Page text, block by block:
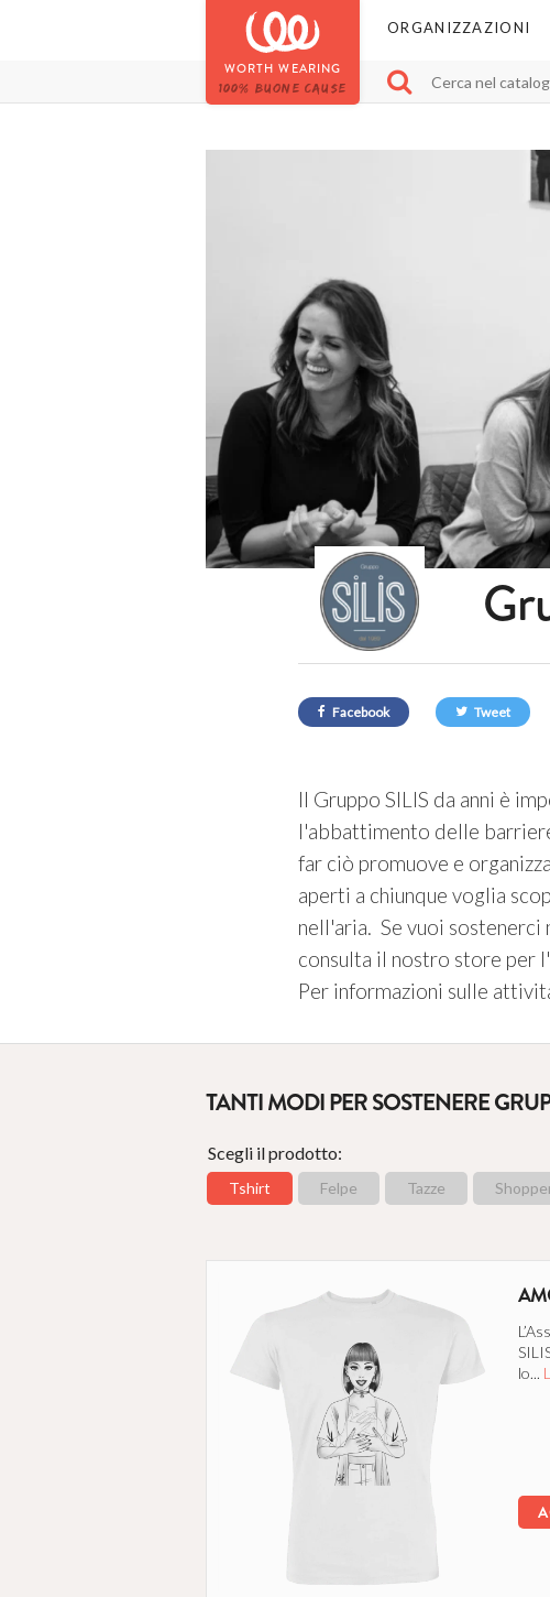
WORTH WEARING
100% BUONE CAUSE
ORGANIZZAZIONI
Facebook Tweet
Il Gruppo SILIS da anni è
l'abbattimento delle
far ciò promuove e
aperti a chiunque voglia
nell'aria. Se vuoi
consulta il nostro store per
Per informazioni sulle
TANTI MODI PER SOSTENERE
Scegli il prodotto:
Tshirt Felpe Tazze
lo...